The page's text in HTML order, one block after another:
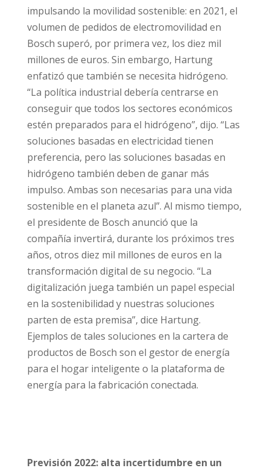
impulsando la movilidad sostenible: en 2021, el
volumen de pedidos de electromovilidad en
Bosch superó, por primera vez, los diez mil
millones de euros. Sin embargo, Hartung
enfatizó que también se necesita hidrógeno.
“La política industrial debería centrarse en
conseguir que todos los sectores económicos
estén preparados para el hidrógeno”, dijo. “Las
soluciones basadas en electricidad tienen
preferencia, pero las soluciones basadas en
hidrógeno también deben de ganar más
impulso. Ambas son necesarias para una vida
sostenible en el planeta azul”. Al mismo tiempo,
el presidente de Bosch anunció que la
compañía invertirá, durante los próximos tres
años, otros diez mil millones de euros en la
transformación digital de su negocio. “La
digitalización juega también un papel especial
en la sostenibilidad y nuestras soluciones
parten de esta premisa”, dice Hartung.
Ejemplos de tales soluciones en la cartera de
productos de Bosch son el gestor de energía
para el hogar inteligente o la plataforma de
energía para la fabricación conectada.
Previsión 2022: alta incertidumbre en un